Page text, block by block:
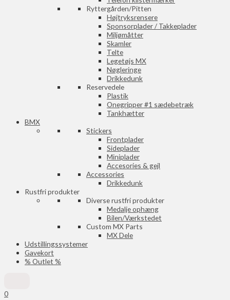
Ryttergården/Pitten
Højtryksrensere
Sponsorplader / Takkeplader
Miljømåtter
Skamler
Telte
Legetøjs MX
Nøgleringe
Drikkedunk
Reservedele
Plastik
Onegripper #1 sædebetræk
Tankhætter
BMX
Stickers
Frontplader
Sideplader
Miniplader
Accesories & gejl
Accessories
Drikkedunk
Rustfri produkter
Diverse rustfri produkter
Medalje ophæng
Bilen/Værkstedet
Custom MX Parts
MX Dele
Udstillingssystemer
Gavekort
% Outlet %
0